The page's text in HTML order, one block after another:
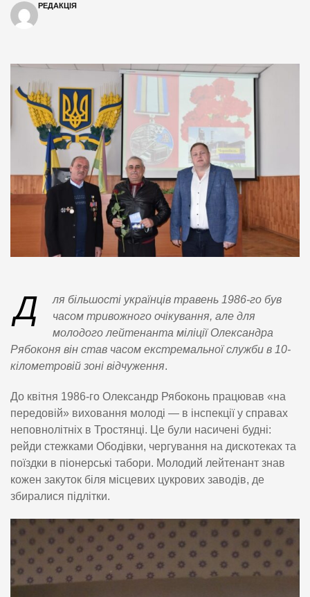
РЕДАКЦІЯ
Д
ля більшості українців травень 1986-го був
часом тривожного очікування, але для
молодого лейтенанта міліції Олександра
Рябоконя він став часом екстремальної служби в 10-
кілометровій зоні відчуження.
До квітня 1986-го Олександр Рябоконь працював «на
передовій» виховання молоді — в інспекції у справах
неповнолітніх в Тростянці. Це були насичені будні:
рейди стежками Ободівки, чергування на дискотеках та
поїздки в піонерські табори. Молодий лейтенант знав
кожен закуток біля місцевих цукрових заводів, де
збиралися підлітки.